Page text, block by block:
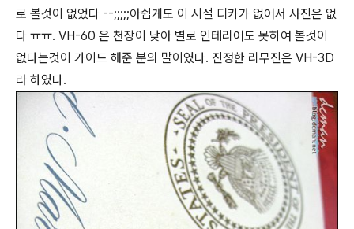
로 볼것이 없었다 --;;;;;아쉽게도 이 시절 디카가 없어서 사진은 없
다 ㅠㅠ. VH-60 은 천장이 낮아 별로 인테리어도 못하여 볼것이
없다는것이 가이드 해준 분의 말이였다. 진정한 리무진은 VH-3D
라 하였다.